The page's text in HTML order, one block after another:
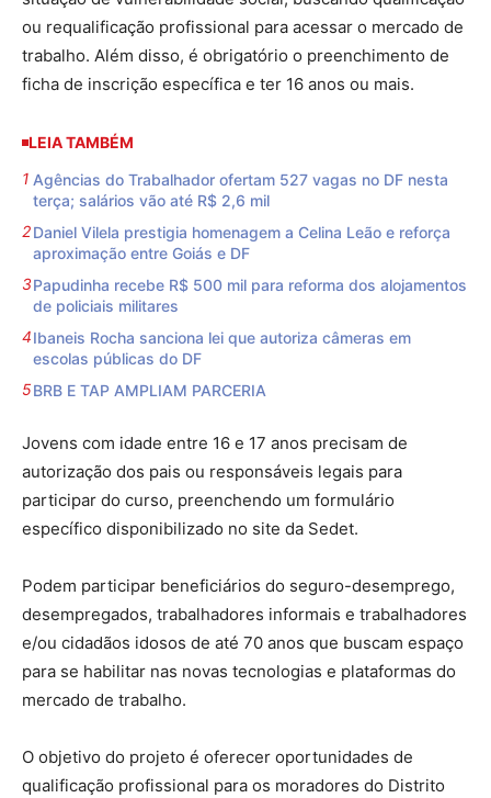
ou requalificação profissional para acessar o mercado de
trabalho. Além disso, é obrigatório o preenchimento de
ficha de inscrição específica e ter 16 anos ou mais.
LEIA TAMBÉM
Agências do Trabalhador ofertam 527 vagas no DF nesta
terça; salários vão até R$ 2,6 mil
Daniel Vilela prestigia homenagem a Celina Leão e reforça
aproximação entre Goiás e DF
Papudinha recebe R$ 500 mil para reforma dos alojamentos
de policiais militares
Ibaneis Rocha sanciona lei que autoriza câmeras em
escolas públicas do DF
BRB E TAP AMPLIAM PARCERIA
Jovens com idade entre 16 e 17 anos precisam de
autorização dos pais ou responsáveis legais para
participar do curso, preenchendo um formulário
específico disponibilizado no site da Sedet.
Podem participar beneficiários do seguro-desemprego,
desempregados, trabalhadores informais e trabalhadores
e/ou cidadãos idosos de até 70 anos que buscam espaço
para se habilitar nas novas tecnologias e plataformas do
mercado de trabalho.
O objetivo do projeto é oferecer oportunidades de
qualificação profissional para os moradores do Distrito